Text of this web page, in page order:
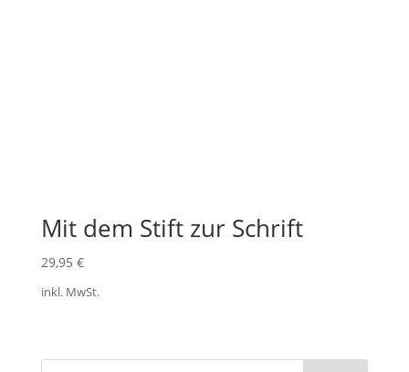
Mit dem Stift zur Schrift
29,95 €
inkl. MwSt.